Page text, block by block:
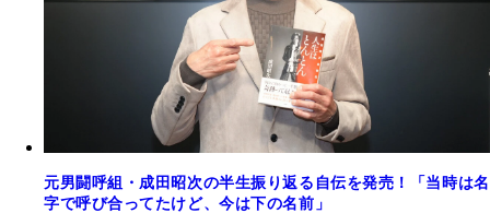
元男闘呼組・成田昭次の半生振り返る自伝を発売！「当時は名
字で呼び合ってたけど、今は下の名前」